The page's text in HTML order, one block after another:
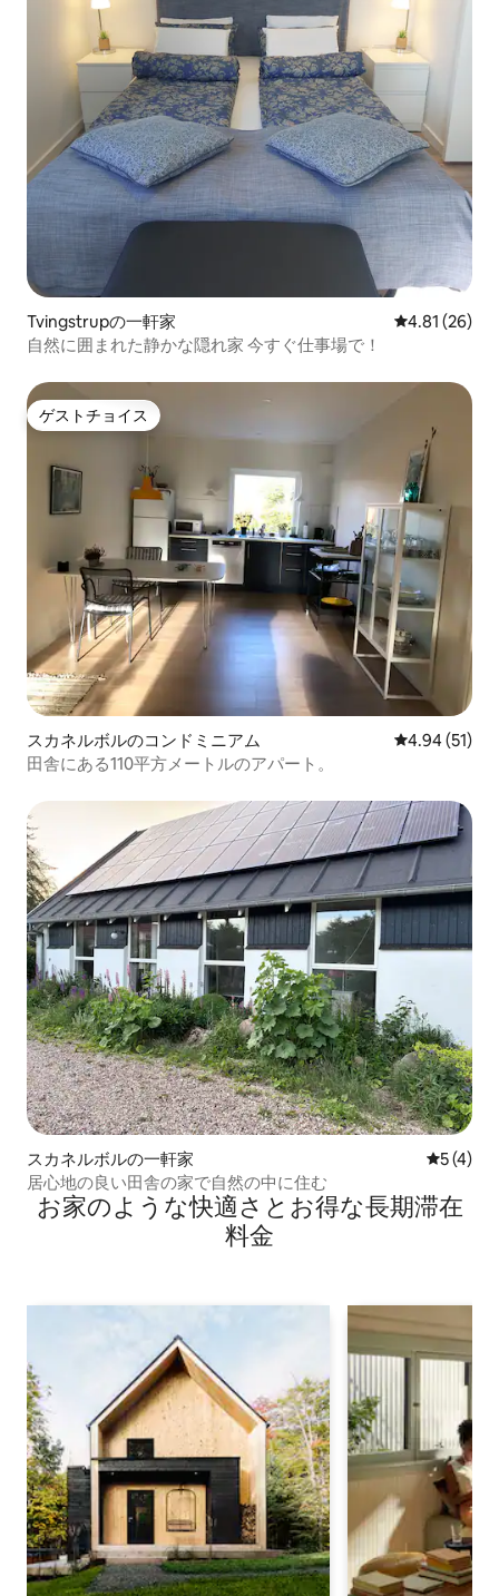
Tvingstrupの一軒家 レビュー26
4.81 (26)
自然に囲まれた静かな隠れ家 今すぐ仕事場で！
ゲストチョイス
ゲストチョイス
スカネルボルのコンドミニアム レビュー51
4.94 (51)
田舎にある110平方メートルのアパート。
スカネルボルの一軒家 レビュー
5 (4)
居心地の良い田舎の家で自然の中に住む
お家のような快⁠適⁠さ⁠とお⁠得⁠な長⁠期⁠滞⁠在
料⁠金